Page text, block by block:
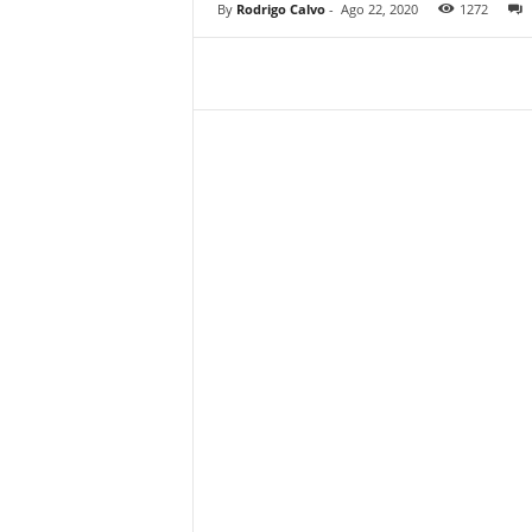
By Rodrigo Calvo- Ago 22, 2020 1272